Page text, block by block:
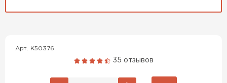
Арт. K50376
35 отзывов